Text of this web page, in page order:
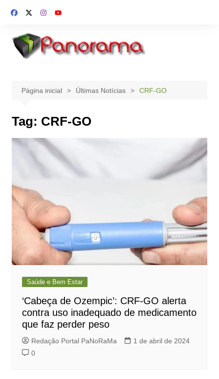
para
conteúdo
Página inicial Últimas Notícias CRF-GO
Tag: CRF-GO
Saúde e Bem Estar
‘Cabeça de Ozempic’: CRF-GO alerta
contra uso inadequado de medicamento
que faz perder peso
Redação Portal PaNoRaMa
1 de abril de 2024
0